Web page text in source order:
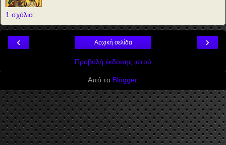
1 σχόλιο:
‹ ›
Αρχική σελίδα
Προβολή έκδοσης ιστού
Από το Blogger.